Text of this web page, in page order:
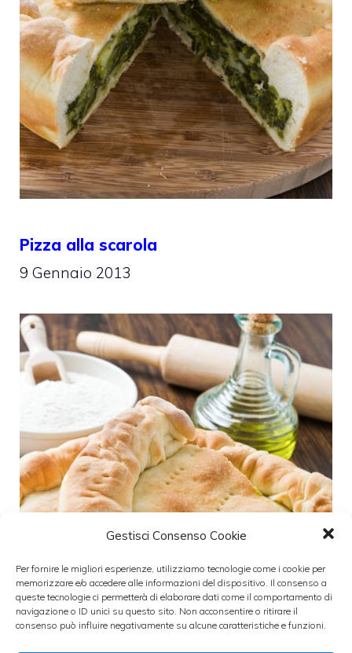
Gestisci Consenso Cookie
Per fornire le migliori esperienze, utilizziamo tecnologie come i cookie per
memorizzare e/o accedere alle informazioni del dispositivo. Il consenso a
queste tecnologie ci permetterà di elaborare dati come il comportamento di
navigazione o ID unici su questo sito. Non acconsentire o ritirare il
consenso può influire negativamente su alcune caratteristiche e funzioni.
Pizza alla scarola
9 Gennaio 2013